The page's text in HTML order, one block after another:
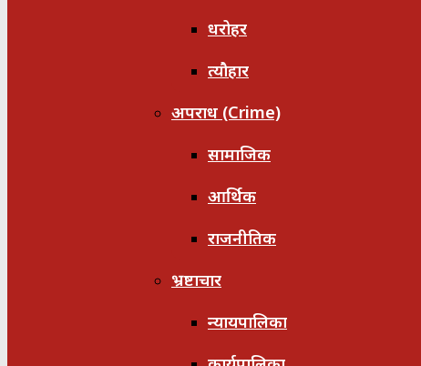
धरोहर
त्यौहार
अपराध (Crime)
सामाजिक
आर्थिक
राजनीतिक
भ्रष्टाचार
न्यायपालिका